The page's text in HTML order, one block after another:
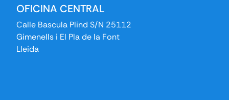
OFICINA CENTRAL
Calle Bascula Plind S/N 25112
Gimenells i El Pla de la Font
Lleida